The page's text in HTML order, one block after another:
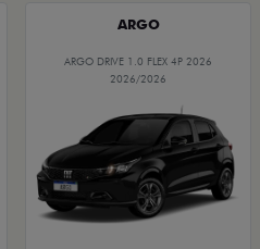
ARGO
ARGO DRIVE 1.0 FLEX 4P 2026
2026/2026